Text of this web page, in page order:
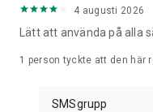
📶 MISSA ALDRIG ETT
Dålig uppkoppling?
4 augusti 2026
Lätt att använda på alla
1 person tyckte att den här
SMSgrupp